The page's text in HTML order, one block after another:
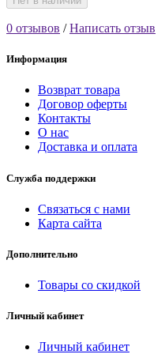
0 отзывов /Написать отзыв
Информация
Возврат товара
Договор оферты
Контакты
О нас
Доставка и оплата
Служба поддержки
Связаться с нами
Карта сайта
Дополнительно
Товары со скидкой
Личный кабинет
Личный кабинет